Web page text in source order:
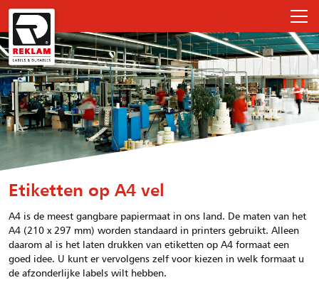
Etiketten op A4 vel
A4 is de meest gangbare papiermaat in ons land. De maten van het
A4 (210 x 297 mm) worden standaard in printers gebruikt. Alleen
daarom al is het laten drukken van etiketten op A4 formaat een
goed idee. U kunt er vervolgens zelf voor kiezen in welk formaat u
de afzonderlijke labels wilt hebben.